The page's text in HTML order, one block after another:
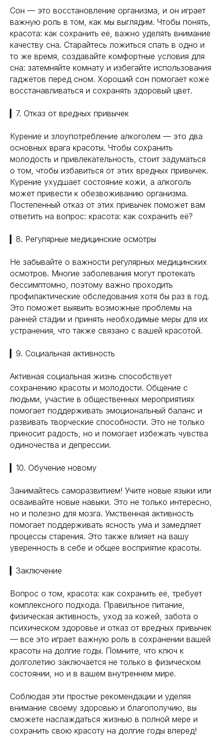
Сон — это восстановление организма, и он играет
важную роль в том, как мы выглядим. Чтобы понять,
красота: как сохранить её, важно уделять внимание
качеству сна. Старайтесь ложиться спать в одно и
то же время, создавайте комфортные условия для
сна: затемняйте комнату и избегайте использования
гаджетов перед сном. Хороший сон помогает коже
восстанавливаться и сохранять здоровый цвет.
▎7. Отказ от вредных привычек
Курение и злоупотребление алкоголем — это два
основных врага красоты. Чтобы сохранить
молодость и привлекательность, стоит задуматься
о том, чтобы избавиться от этих вредных привычек.
Курение ухудшает состояние кожи, а алкоголь
может привести к обезвоживанию организма.
Постепенный отказ от этих привычек поможет вам
ответить на вопрос: красота: как сохранить её?
▎8. Регулярные медицинские осмотры
Не забывайте о важности регулярных медицинских
осмотров. Многие заболевания могут протекать
бессимптомно, поэтому важно проходить
профилактические обследования хотя бы раз в год.
Это поможет выявить возможные проблемы на
ранней стадии и принять необходимые меры для их
устранения, что также связано с вашей красотой.
▎9. Социальная активность
Активная социальная жизнь способствует
сохранению красоты и молодости. Общение с
людьми, участие в общественных мероприятиях
помогает поддерживать эмоциональный баланс и
развивать творческие способности. Это не только
приносит радость, но и помогает избежать чувства
одиночества и депрессии.
▎10. Обучение новому
Занимайтесь саморазвитием! Учите новые языки или
осваивайте новые навыки. Это не только интересно,
но и полезно для мозга. Умственная активность
помогает поддерживать ясность ума и замедляет
процессы старения. Это также влияет на вашу
уверенность в себе и общее восприятие красоты.
▎Заключение
Вопрос о том, красота: как сохранить её, требует
комплексного подхода. Правильное питание,
физическая активность, уход за кожей, забота о
психическом здоровье и отказ от вредных привычек
— все это играет важную роль в сохранении вашей
красоты на долгие годы. Помните, что ключ к
долголетию заключается не только в физическом
состоянии, но и в вашем внутреннем мире.
Соблюдая эти простые рекомендации и уделяя
внимание своему здоровью и благополучию, вы
сможете наслаждаться жизнью в полной мере и
сохранить свою красоту на долгие годы вперед!
Ментальное здоровье
Внутренняя инженерия
Управление сном
Социальные сети
*Meta (деятельность организации
Навигация
О компании
Исследования
9772524455@mail.ru
+7(977)252-44-55
109012, Россия, Москва
ул. Охотный ряд, д. 2
Пн-Пт 9:00- 19:00
©2025. All rights
reserved
Политика конфиденциальности